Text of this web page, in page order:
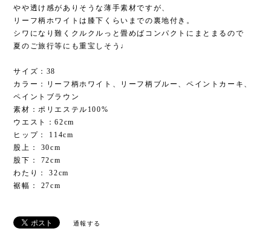
やや透け感がありそうな薄手素材ですが、
リーフ柄ホワイトは膝下くらいまでの裏地付き。
シワになり難くクルクルっと畳めばコンパクトにまとまるので
夏のご旅行等にも重宝しそう♩
サイズ：38
カラー：リーフ柄ホワイト、リーフ柄ブルー、ペイントカーキ、
ペイントブラウン
素材：ポリエステル100%
ウエスト：62cm
ヒップ： 114cm
股上： 30cm
股下： 72cm
わたり： 32cm
裾幅： 27cm
通報する